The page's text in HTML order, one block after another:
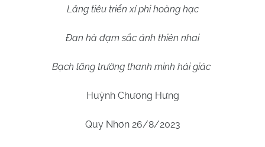
Lăng tiêu triển xí phi hoàng hạc
Đan hà đạm sắc ánh thiên nhai
Bạch lãng trường thanh minh hải giác
Huỳnh Chương Hưng
Quy Nhơn 26/8/2023